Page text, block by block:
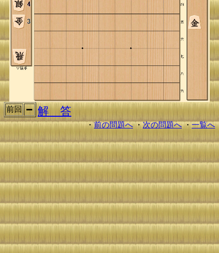
前回 解 答
・前の問題へ・次の問題へ・一覧へ